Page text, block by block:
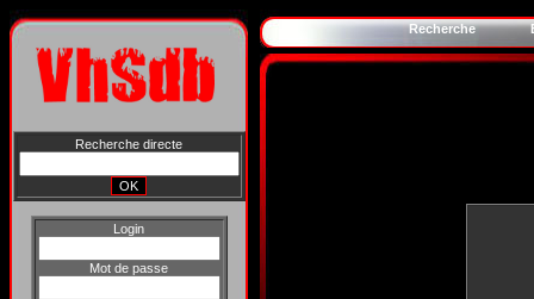
Recherche directe
Login
Mot de passe
Recherche